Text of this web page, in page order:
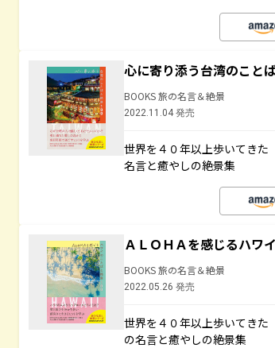
心に寄り添う台湾のこと
BOOKS 旅の名言＆絶景
2022.11.04 発売
世界を４０年以上歩いてきた
名言と癒やしの絶景集
ＡＬＯＨＡを感じるハワ
BOOKS 旅の名言＆絶景
2022.05.26 発売
世界を４０年以上歩いてきた
の名言と癒やしの絶景集